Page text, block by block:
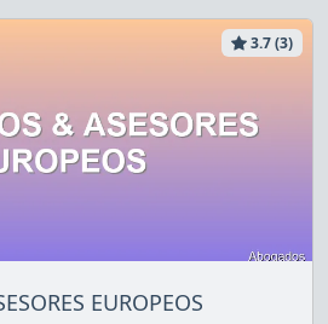
3.7 (3)
EUROPEOS